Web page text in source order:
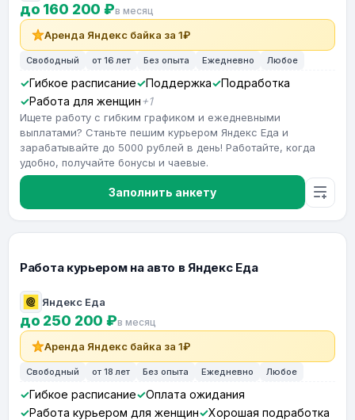
до 160 200 ₽в месяц
Аренда Яндекс байка за 1₽
Свободный от 16 лет Без опыта Ежедневно Любое
Гибкое расписание Поддержка
Подработка
Работа для женщин +1
Ищете работу с гибким графиком и ежедневными
выплатами? Станьте пешим курьером Яндекс Еда и
зарабатывайте до 5000 рублей в день! Работайте, когда
удобно, получайте бонусы и чаевые.
Заполнить анкету
Работа курьером на авто в Яндекс Еда
Яндекс Еда
до 250 200 ₽в месяц
Аренда Яндекс байка за 1₽
Свободный от 18 лет Без опыта Ежедневно Любое
Гибкое расписание
Оплата ожидания
Работа курьером для женщин
Хорошая подработка